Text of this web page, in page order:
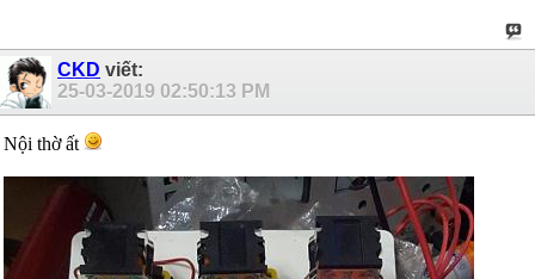
CKD viết:
25-03-2019 02:50:13 PM
Nội thờ ất